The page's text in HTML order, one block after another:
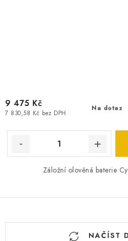
Na dotaz
7 830,58 Kč bez DPH
9 475 Kč
Záložní olověná baterie
O
NAČÍST